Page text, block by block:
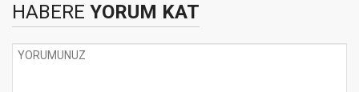
HABERE YORUM KAT